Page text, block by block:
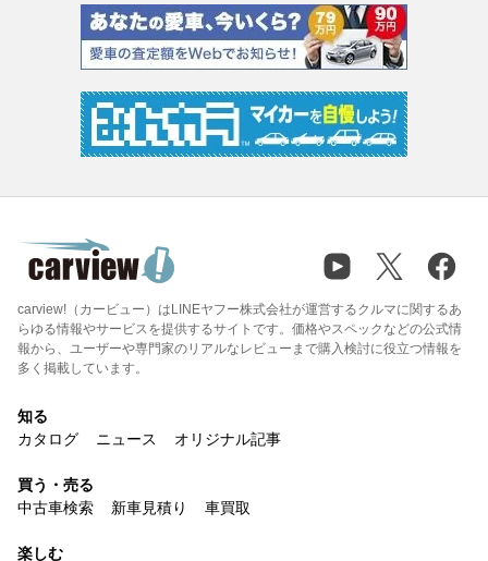
carview!（カービュー）はLINEヤフー株式会社が運営するクルマに関するあ
らゆる情報やサービスを提供するサイトです。価格やスペックなどの公式情
報から、ユーザーや専門家のリアルなレビューまで購入検討に役立つ情報を
多く掲載しています。
知る
カタログ
ニュース オリジナル記事
買う・売る
中古車検索
新車見積り 車買取
楽しむ